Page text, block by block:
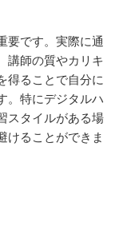
要です。実際に通
講師の質やカリキ
得ることで自分に
。特にデジタルハ
スタイルがある場
けることができま